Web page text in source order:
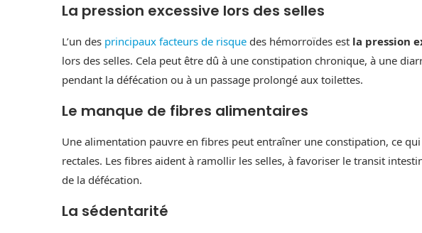
La pression excessive lors des selles
L’un des principaux facteurs de risque des hémorroïdes est la pression
lors des selles. Cela peut être dû à une constipation chronique, à une
pendant la défécation ou à un passage prolongé aux toilettes.
Le manque de fibres alimentaires
Une alimentation pauvre en fibres peut entraîner une constipation, ce
rectales. Les fibres aident à ramollir les selles, à favoriser le transit
de la défécation.
La sédentarité